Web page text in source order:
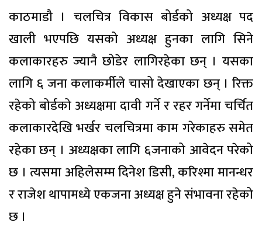
काठमाडौ । चलचित्र विकास बोर्डको अध्यक्ष पद
खाली भएपछि यसको अध्यक्ष हुनका लागि सिने
कलाकारहरु ज्यानै छोडेर लागिरहेका छन् । यसका
लागि ६ जना कलाकर्मीले चासो देखाएका छन् । रिक्त
रहेको बोर्डको अध्यक्षमा दावी गर्ने र रहर गर्नेमा चर्चित
कलाकारदेखि भर्खर चलचित्रमा काम गरेकाहरु समेत
रहेका छन् । अध्यक्षका लागि ६जनाको आवेदन परेको
छ । त्यसमा अहिलेसम्म दिनेश डिसी, करिश्मा मानन्धर
र राजेश थापामध्ये एकजना अध्यक्ष हुने संभावना रहेको
छ ।